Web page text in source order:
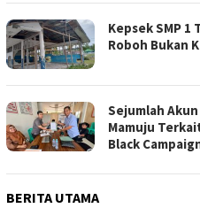
Kepsek SMP 1
Roboh Bukan
Sejumlah
Mamuju
Black
BERITA UTAMA